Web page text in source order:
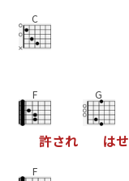
C
F
許され
G
はせ
F